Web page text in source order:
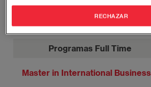
un aprendizaje continuo, in situ y
Programas Full Time
Master in International Business
RECHAZAR